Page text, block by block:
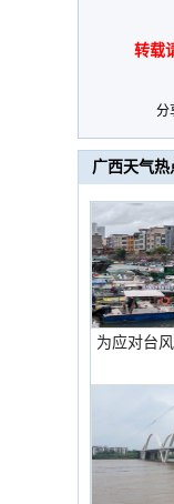
转载
分
广西天气热
为应对台